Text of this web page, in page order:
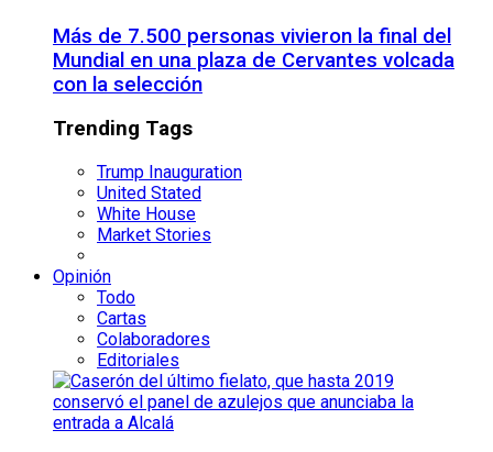
Más de 7.500 personas vivieron la final del
Mundial en una plaza de Cervantes volcada
con la selección
Trending Tags
Trump Inauguration
United Stated
White House
Market Stories
Opinión
Todo
Cartas
Colaboradores
Editoriales